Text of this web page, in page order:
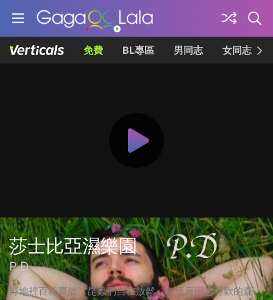
免費 BL專區 男同志 女同志
莎士比亞濕樂園
P.D
野地裡百花齊放，昆蟲們自在放鬆。在這座同志尋歡的森